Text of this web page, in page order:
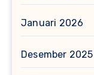
Januari 2026
Desember 2025